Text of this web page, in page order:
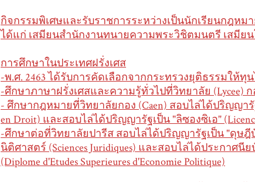
กิจกรรมพิเศษและรับราชการระหว่างเป็นนักเรียนกฎหม
ได้แก่ เสมียนสำนักงานทนายความพระวิชิตมนตรี เสมี
การศึกษาในประเทศฝรั่งเศส
-พ.ศ. 2463 ได้รับการคัดเลือกจากกระทรวงยุติธรรมให้
-ศึกษาภาษาฝรั่งเศสและความรู้ทั่วไปที่วิทยาลัย (Lycee) ก
- ศึกษากฎหมายที่วิทยาลัยกอง (Caen) สอบไล่ได้ปริญญารั
en Droit) และสอบไล่ได้ปริญญารัฐเป็น "ลิซองซิเอ"
-ศึกษาต่อที่วิทยาลัยปารีส สอบไล่ได้ปริญญารัฐเป็น "ดุษฎี
นิติศาสตร์ (Sciences Juridiques) และสอบไล่ได้ประกาศ
(Diplome d'Etudes Superieures d'Economie Politique)